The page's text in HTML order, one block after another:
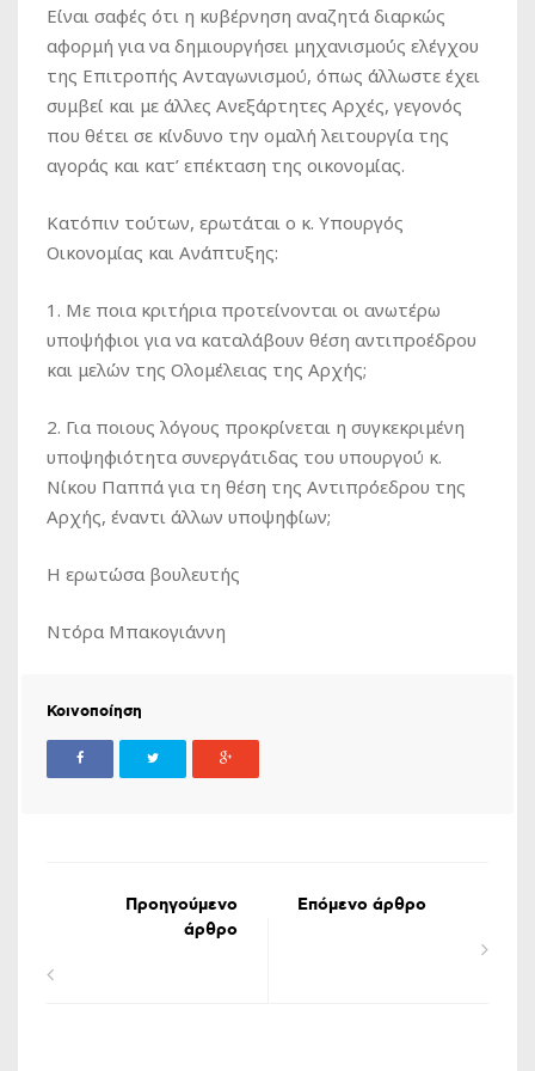
Είναι σαφές ότι η κυβέρνηση αναζητά διαρκώς
αφορμή για να δημιουργήσει μηχανισμούς ελέγχου
της Επιτροπής Ανταγωνισμού, όπως άλλωστε έχει
συμβεί και με άλλες Ανεξάρτητες Αρχές, γεγονός
που θέτει σε κίνδυνο την ομαλή λειτουργία της
αγοράς και κατ’ επέκταση της οικονομίας.
Κατόπιν τούτων, ερωτάται ο κ. Υπουργός
Οικονομίας και Ανάπτυξης:
1. Με ποια κριτήρια προτείνονται οι ανωτέρω
υποψήφιοι για να καταλάβουν θέση αντιπροέδρου
και μελών της Ολομέλειας της Αρχής;
2. Για ποιους λόγους προκρίνεται η συγκεκριμένη
υποψηφιότητα συνεργάτιδας του υπουργού κ.
Νίκου Παππά για τη θέση της Αντιπρόεδρου της
Αρχής, έναντι άλλων υποψηφίων;
Η ερωτώσα βουλευτής
Ντόρα Μπακογιάννη
Κοινοποίηση
Προηγούμενο
άρθρο
Επόμενο άρθρο